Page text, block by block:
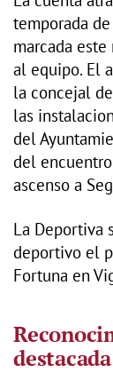
temporada
marcada
al equipo. El
la concejal
las
del
del
ascenso a
La Deportiva
deportivo el
Fortuna en
destacada